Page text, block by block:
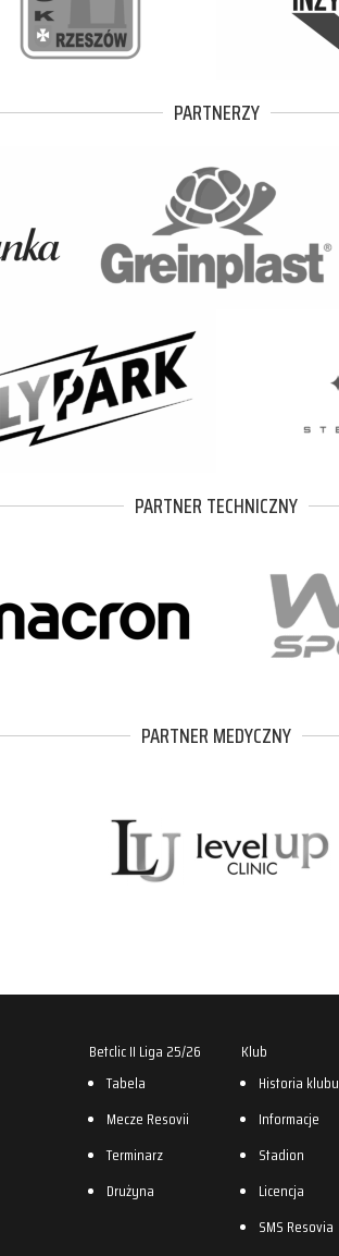
PARTNERZY
PARTNER TECHNICZNY
PARTNER MEDYCZNY
Betclic II Liga 25/26
Tabela
Mecze Resovii
Terminarz
Drużyna
Klub
Historia klubu
Informacje
Stadion
Licencja
SMS Resovia